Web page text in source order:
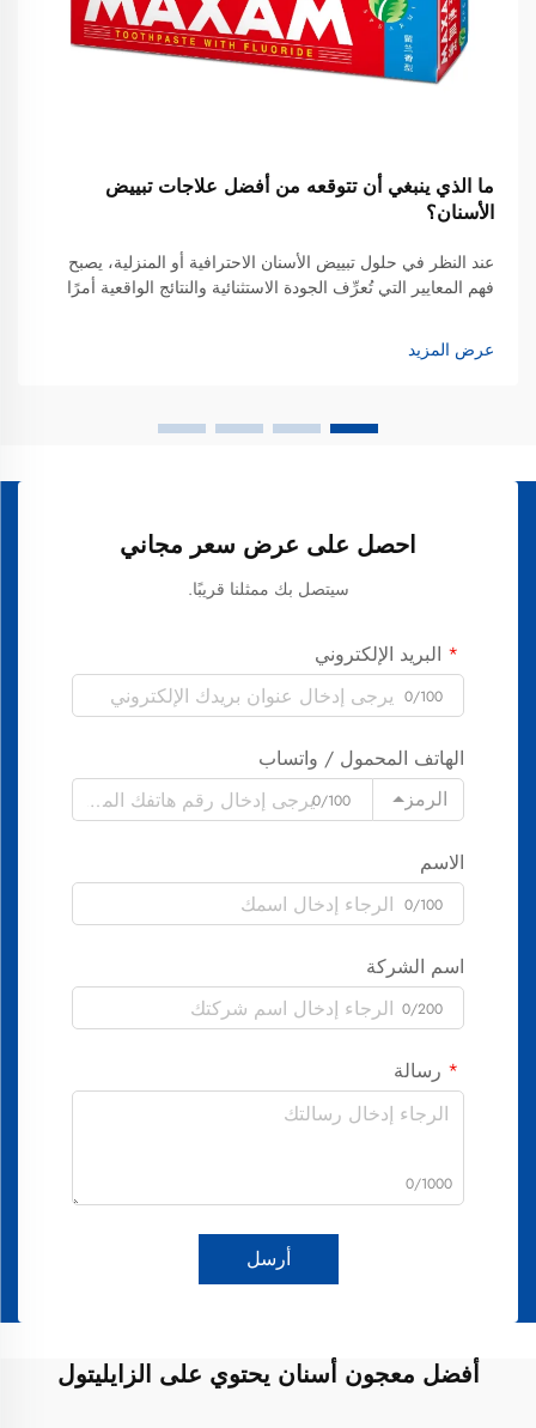
ما الذي ينبغي أن تتوقعه من أفضل علاجات تبييض
الأسنان؟
عند النظر في حلول تبييض الأسنان الاحترافية أو المنزلية، يصبح
فهم المعايير التي تُعرِّف الجودة الاستثنائية والنتائج الواقعية أمرًا
الأسنان بين الفعالية العلمية المدعومة بأبحاثٍ موثوقة...
عرض المزيد
احصل على عرض سعر مجاني
سيتصل بك ممثلنا قريبًا.
البريد الإلكتروني
0/100
الهاتف المحمول / واتساب
الرمز
0/100
الاسم
0/100
اسم الشركة
0/200
رسالة
0/1000
أرسل
أفضل معجون أسنان يحتوي على الزايليتول